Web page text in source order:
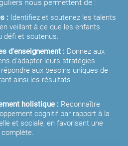
nous permettent de :
: Identifiez et soutenez les talents
veillant à ce que les enfants
défi et soutenus.
d'enseignement : Donnez aux
d'adapter leurs stratégies
aux besoins uniques de
ainsi les résultats
holistique : Reconnaître
cognitif par rapport à la
et sociale, en favorisant une